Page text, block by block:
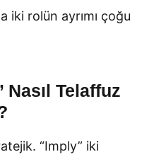
iki rolün ayrımı çoğu
Nasıl Telaffuz
“Imply” iki